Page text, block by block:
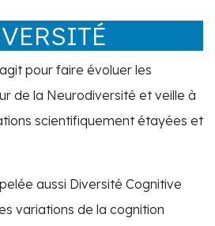
pour faire évoluer les
de la Neurodiversité et veille à
scientifiquement étayées et
aussi Diversité Cognitive
variations de la cognition